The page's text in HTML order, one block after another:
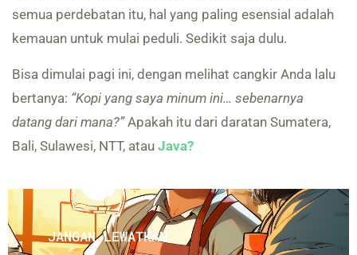
semua perdebatan itu, hal yang paling esensial adalah
kemauan untuk mulai peduli. Sedikit saja dulu.
Bisa dimulai pagi ini, dengan melihat cangkir Anda lalu
bertanya: “Kopi yang saya minum ini… sebenarnya
datang dari mana?”Apakah itu dari daratan Sumatera,
Bali, Sulawesi, NTT, atau Java?
JANGAN LEWATKAN